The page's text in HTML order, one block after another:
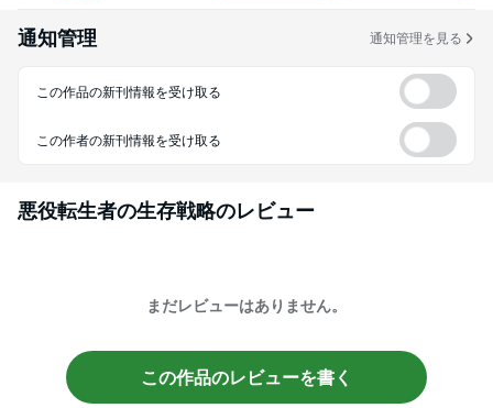
通知管理 通知管理を見る
この作品の新刊情報を受け取る
この作者の新刊情報を受け取る
悪役転生者の生存戦略のレビュー
まだレビューはありません。
この作品のレビューを書く